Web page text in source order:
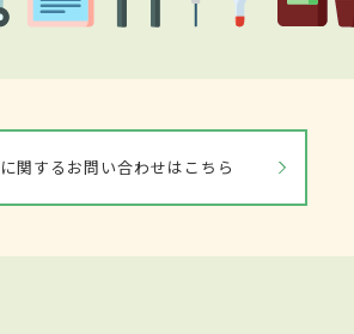
関するお問い合わせはこちら